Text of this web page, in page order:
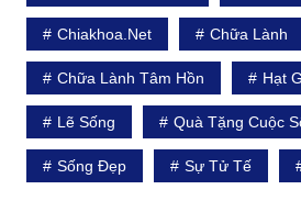
Chiakhoa.net Chữa Lành
Chữa Lành Tâm Hồn Hạt
Lẽ Sống Quà Tặng Cuộc
Sống Đẹp Sự Tử Tế